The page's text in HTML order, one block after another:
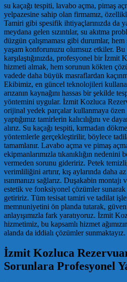
su kaçağı tespiti, lavabo açma, pimaş
yelpazesine sahip olan firmamız,
Tamiri gibi spesifik ihtiyaçlarınızda da
meydana gelen sızıntılar, su akıtma
düzgün çalışmaması gibi durumlar,
yaşam konforunuzu olumsuz etkiler. Bu
karşılaştığınızda, profesyonel bir İzmit
hizmeti almak, hem sorunun kökten
vadede daha büyük masraflardan
Ekibimiz, en güncel teknolojileri
arızanın kaynağını hassas bir şekilde
yöntemini uygular. İzmit Kozluca
orijinal yedek parçalar kullanmaya
yaptığımız tamirlerin kalıcılığını ve
alırız. Su kaçağı tespiti, kırmadan
yöntemlerle gerçekleştirilir, böylece
tamamlanır. Lavabo açma ve pimaş
ekipmanlarımızla tıkanıklığın nedenini
vermeden sorunu gideririz. Petek
verimliliğini artırır, kış aylarında daha
ısınmanızı sağlarız. Duşakabin
estetik ve fonksiyonel çözümler
getiririz. Tüm tesisat tamiri ve tadilat
memnuniyetini ön planda tutarak,
anlayışımızla fark yaratıyoruz. İzmit
hizmetimiz, bu kapsamlı hizmet
alanda da iddialı çözümler sunmaktayız.
İzmit Kozluca
Sorunlara Profesyonel